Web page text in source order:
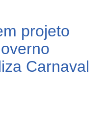
projeto
Carnaval